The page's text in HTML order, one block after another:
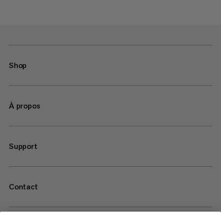
Shop
À propos
Support
Contact